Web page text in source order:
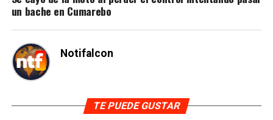
un bache en Cumarebo
Notifalcon
TE PUEDE GUSTAR